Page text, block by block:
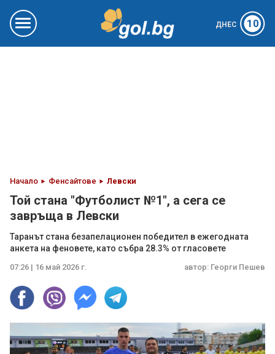
ДНЕС 10
Начало Фенсайтове Левски
Той стана "Футболист №1", а сега се
завръща в Левски
Таранът стана безапелационен победител в ежегодната
анкета на феновете, като събра 28.3% от гласовете
07:26 | 16 май 2026 г. автор: Георги Пешев